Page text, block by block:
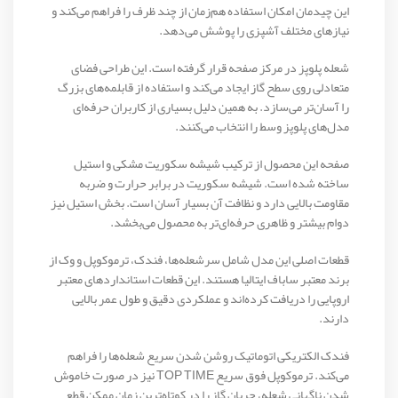
این چیدمان امکان استفاده هم‌زمان از چند ظرف را فراهم می‌کند و
نیازهای مختلف آشپزی را پوشش می‌دهد.
شعله پلوپز در مرکز صفحه قرار گرفته است. این طراحی فضای
متعادلی روی سطح گاز ایجاد می‌کند و استفاده از قابلمه‌های بزرگ
را آسان‌تر می‌سازد. به همین دلیل بسیاری از کاربران حرفه‌ای
مدل‌های پلوپز وسط را انتخاب می‌کنند.
صفحه این محصول از ترکیب شیشه سکوریت مشکی و استیل
ساخته شده است. شیشه سکوریت در برابر حرارت و ضربه
مقاومت بالایی دارد و نظافت آن بسیار آسان است. بخش استیل نیز
دوام بیشتر و ظاهری حرفه‌ای‌تر به محصول می‌بخشد.
قطعات اصلی این مدل شامل سرشعله‌ها، فندک، ترموکوپل و وک از
برند معتبر ساباف ایتالیا هستند. این قطعات استانداردهای معتبر
اروپایی را دریافت کرده‌اند و عملکردی دقیق و طول عمر بالایی
دارند.
فندک الکتریکی اتوماتیک روشن شدن سریع شعله‌ها را فراهم
می‌کند. ترموکوپل فوق سریع TOP TIME نیز در صورت خاموش